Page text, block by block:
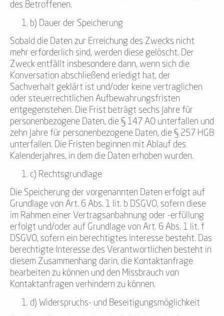
des Betroffenen.
b) Dauer der Speicherung
Sobald die Daten zur Erreichung des Zwecks nicht
mehr erforderlich sind, werden diese gelöscht. Der
Zweck entfällt insbesondere dann, wenn sich die
Konversation abschließend erledigt hat, der
Sachverhalt geklärt ist und/oder keine vertraglichen
oder steuerrechtlichen Aufbewahrungsfristen
entgegenstehen. Die Frist beträgt sechs Jahre für
personenbezogene Daten, die § 147 AO unterfallen und
zehn Jahre für personenbezogene Daten, die § 257 HGB
unterfallen. Die Fristen beginnen mit Ablauf des
Kalenderjahres, in dem die Daten erhoben wurden.
c) Rechtsgrundlage
Die Speicherung der vorgenannten Daten erfolgt auf
Grundlage von Art. 6 Abs. 1 lit. b DSGVO, sofern diese
im Rahmen einer Vertragsanbahnung oder -erfüllung
erfolgt und/oder auf Grundlage von Art. 6 Abs. 1 lit. f
DSGVO, sofern ein berechtigtes Interesse besteht. Das
berechtigte Interesse des Verantwortlichen besteht in
diesem Zusammenhang darin, die Kontaktanfrage
bearbeiten zu können und den Missbrauch von
Kontaktanfragen verhindern zu können.
d) Widerspruchs- und Beseitigungsmöglichkeit